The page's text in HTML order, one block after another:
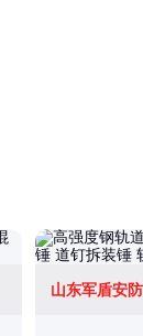
山东军盾安